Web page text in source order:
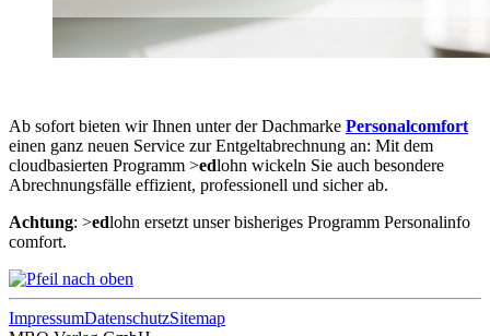
Ab sofort bieten wir Ihnen unter der Dachmarke Personalcomfort
einen ganz neuen Service zur Entgeltabrechnung an: Mit dem
cloudbasierten Programm >edlohn wickeln Sie auch besondere
Abrechnungsfälle effizient, professionell und sicher ab.
Achtung: >edlohn ersetzt unser bisheriges Programm Personalinfo
comfort.
ImpressumDatenschutzSitemap